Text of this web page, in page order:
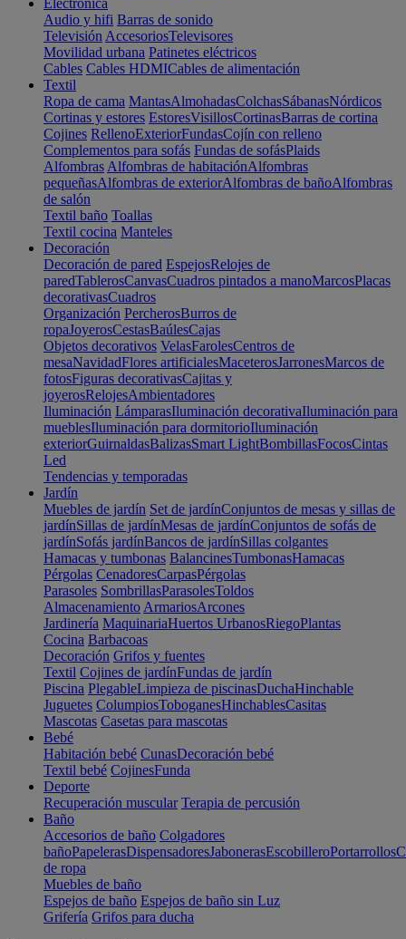
Electrónica
Audio y hifi Barras de sonido
Televisión AccesoriosTelevisores
Movilidad urbana Patinetes eléctricos
Cables Cables HDMICables de alimentación
Textil
Ropa de cama MantasAlmohadasColchasSábanasNórdicos
Cortinas y estores EstoresVisillosCortinasBarras de cortina
Cojines RellenoExteriorFundasCojín con relleno
Complementos para sofás Fundas de sofásPlaids
Alfombras Alfombras de habitaciónAlfombras
pequeñasAlfombras de exteriorAlfombras de bañoAlfombras
de salón
Textil baño Toallas
Textil cocina Manteles
Decoración
Decoración de pared EspejosRelojes de
paredTablerosCanvasCuadros pintados a manoMarcosPlacas
decorativasCuadros
Organización PercherosBurros de
ropaJoyerosCestasBaúlesCajas
Objetos decorativos VelasFarolesCentros de
mesaNavidadFlores artificialesMaceterosJarronesMarcos de
fotosFiguras decorativasCajitas y
joyerosRelojesAmbientadores
Iluminación LámparasIluminación decorativaIluminación para
mueblesIluminación para dormitorioIluminación
exteriorGuirnaldasBalizasSmart LightBombillasFocosCintas
Led
Tendencias y temporadas
Jardín
Muebles de jardín Set de jardínConjuntos de mesas y sillas de
jardínSillas de jardínMesas de jardínConjuntos de sofás de
jardínSofás jardínBancos de jardínSillas colgantes
Hamacas y tumbonas BalancinesTumbonasHamacas
Pérgolas CenadoresCarpasPérgolas
Parasoles SombrillasParasolesToldos
Almacenamiento ArmariosArcones
Jardinería MaquinariaHuertos UrbanosRiegoPlantas
Cocina Barbacoas
Decoración Grifos y fuentes
Textil Cojines de jardínFundas de jardín
Piscina PlegableLimpieza de piscinasDuchaHinchable
Juguetes ColumpiosToboganesHinchablesCasitas
Mascotas Casetas para mascotas
Bebé
Habitación bebé CunasDecoración bebé
Textil bebé CojinesFunda
Deporte
Recuperación muscular Terapia de percusión
Baño
Accesorios de baño Colgadores
bañoPapelerasDispensadoresJabonerasEscobilleroPortarrollos
de ropa
Muebles de baño
Espejos de baño Espejos de baño sin Luz
Grifería Grifos para ducha